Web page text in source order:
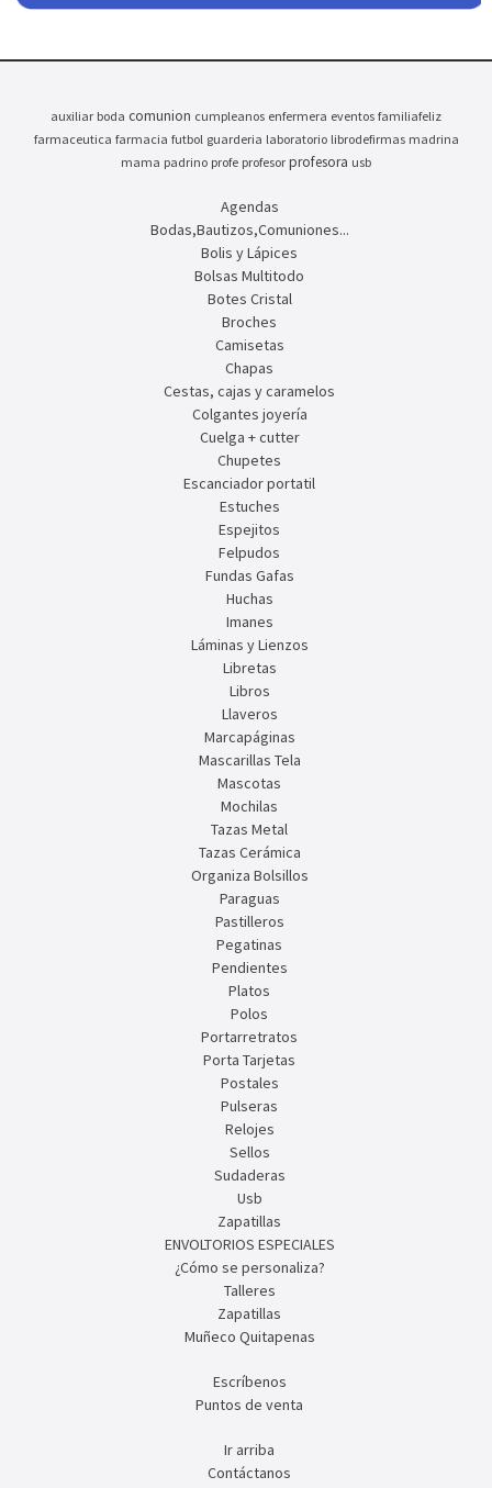
auxiliar boda comunion cumpleanos enfermera eventos familiafeliz
farmaceutica farmacia futbol guarderia laboratorio librodefirmas madrina
mama padrino profe profesor profesora usb
Agendas
Bodas,Bautizos,Comuniones...
Bolis y Lápices
Bolsas Multitodo
Botes Cristal
Broches
Camisetas
Chapas
Cestas, cajas y caramelos
Colgantes joyería
Cuelga + cutter
Chupetes
Escanciador portatil
Estuches
Espejitos
Felpudos
Fundas Gafas
Huchas
Imanes
Láminas y Lienzos
Libretas
Libros
Llaveros
Marcapáginas
Mascarillas Tela
Mascotas
Mochilas
Tazas Metal
Tazas Cerámica
Organiza Bolsillos
Paraguas
Pastilleros
Pegatinas
Pendientes
Platos
Polos
Portarretratos
Porta Tarjetas
Postales
Pulseras
Relojes
Sellos
Sudaderas
Usb
Zapatillas
ENVOLTORIOS ESPECIALES
¿Cómo se personaliza?
Talleres
Zapatillas
Muñeco Quitapenas
Escríbenos
Puntos de venta
Ir arriba
Contáctanos